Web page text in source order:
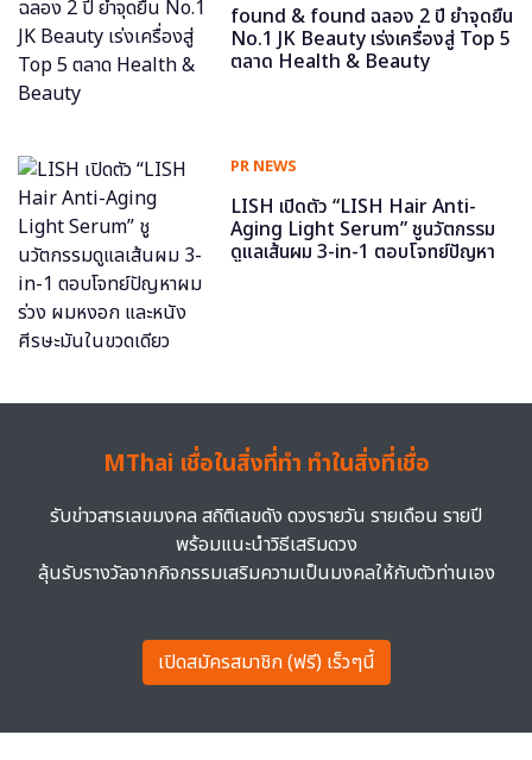
found & found ฉลอง 2 ปี ย้ำจุดยืน
No.1 JK Beauty เร่งเครื่องสู่ Top 5
ตลาด Health & Beauty
PR NEWS
LISH เปิดตัว “LISH Hair Anti-
Aging Light Serum” ชูนวัตกรรม
ดูแลเส้นผม 3-in-1 ตอบโจทย์ปัญหา
MThai เชื่อในสิ่งที่ทำ ทำในสิ่งที่เชื่อ
รับข่าวสารเลขมงคล สถิติเลขดัง ดวงรายวัน รายเดือน รายปี
พร้อมแนะนำวิธีเสริมดวง
ลุ้นรับรางวัลจากกิจกรรมเสริมความเป็นมงคลให้กับตัวท่านเอง
เปิดสมัครสมาชิก (ฟรี) เร็วๆนี้